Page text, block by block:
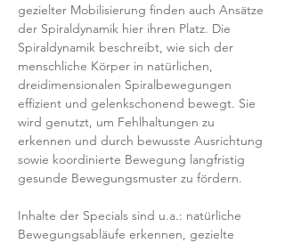
gezielter Mobilisierung finden auch Ansätze
der Spiraldynamik hier ihren Platz. Die
Spiraldynamik beschreibt, wie sich der
menschliche Körper in natürlichen,
dreidimensionalen Spiralbewegungen
effizient und gelenkschonend bewegt. Sie
wird genutzt, um Fehlhaltungen zu
erkennen und durch bewusste Ausrichtung
sowie koordinierte Bewegung langfristig
gesunde Bewegungsmuster zu fördern.
Inhalte der Specials sind u.a.: natürliche
Bewegungsabläufe erkennen, gezielte